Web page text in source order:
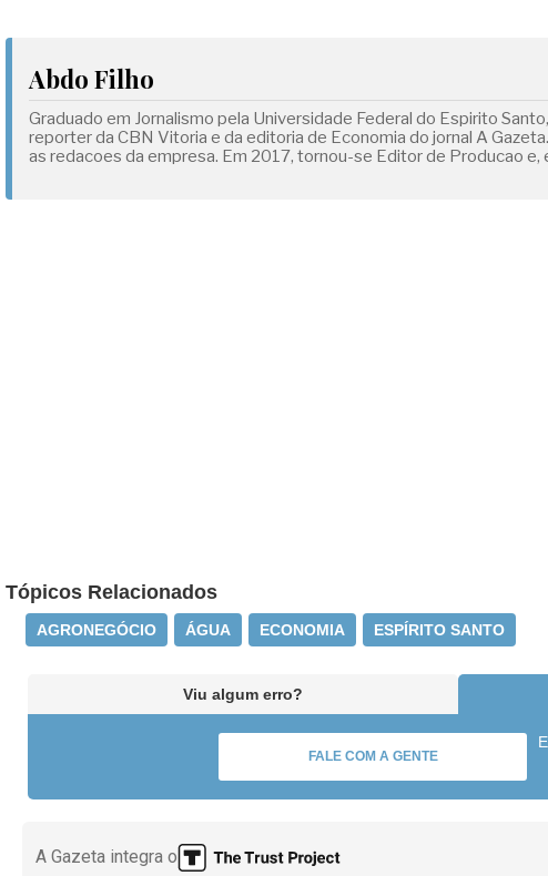
Abdo Filho
Graduado em Jornalismo pela Universidade Federal do Espirito
reporter da CBN Vitoria e da editoria de Economia do jornal A
as redacoes da empresa. Em 2017, tornou-se Editor de Producao
Tópicos Relacionados
AGRONEGÓCIO ÁGUA ECONOMIA ESPÍRITO SANTO
Viu algum erro?
FALE COM A GENTE
A Gazeta integra o